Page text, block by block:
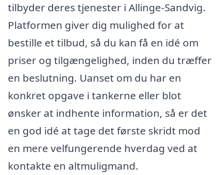
tilbyder deres tjenester i Allinge-Sandvig.
Platformen giver dig mulighed for at
bestille et tilbud, så du kan få en idé om
priser og tilgængelighed, inden du træffer
en beslutning. Uanset om du har en
konkret opgave i tankerne eller blot
ønsker at indhente information, så er det
en god idé at tage det første skridt mod
en mere velfungerende hverdag ved at
kontakte en altmuligmand.